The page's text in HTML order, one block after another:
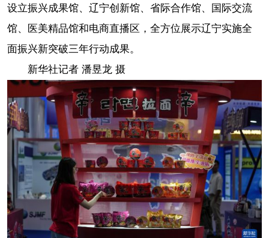
设立振兴成果馆、辽宁创新馆、省际合作馆、国际交流
馆、医美精品馆和电商直播区，全方位展示辽宁实施全
面振兴新突破三年行动成果。
新华社记者 潘昱龙 摄